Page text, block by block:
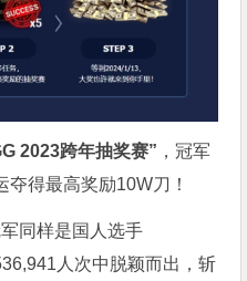
2023跨年抽奖赛” ，冠军
夺得最高奖励10W刀！
军同样是国人选手
人次中脱颖而出，斩